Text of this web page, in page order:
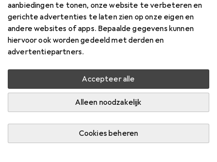
aanbiedingen te tonen, onze website te verbeteren en
gerichte advertenties te laten zien op onze eigen en
andere websites of apps. Bepaalde gegevens kunnen
hiervoor ook worden gedeeld met derden en
advertentiepartners.
Accepteer alle
Alleen noodzakelijk
Cookies beheren
De Galaxus gemeenschap kijkt uit naar jouw
bijdrage